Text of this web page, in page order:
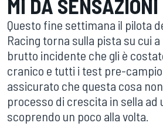
MI DÀ
Questo fine settimana il pilota
Racing torna sulla pista su cui
brutto incidente che gli è
cranico e tutti i test pre-
assicurato che questa cosa
processo di crescita in sella ad
scoprendo un poco alla volta.